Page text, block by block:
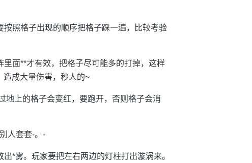
照格子出现的顺序把格子踩一遍，比较考验
面**才有效，把格子尽可能多的打掉，这样
造成大量伤害，秒人的~
地上的格子会变红，要跑开，否则格子会消
人套套-。-
*雾。玩家要把左右两边的灯柱打出漩涡来。